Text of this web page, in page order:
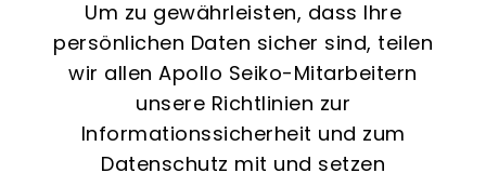
Um zu gewährleisten, dass Ihre
persönlichen Daten sicher sind, teilen
wir allen Apollo Seiko-Mitarbeitern
unsere Richtlinien zur
Informationssicherheit und zum
Datenschutz mit und setzen